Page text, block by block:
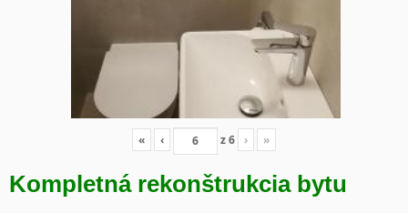
« ‹ z6 › »
Kompletná rekonštrukcia bytu